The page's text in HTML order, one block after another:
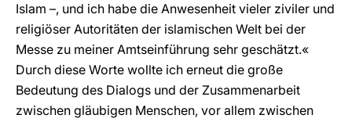
Islam –, und ich habe die Anwesenheit vieler ziviler und
religiöser Autoritäten der islamischen Welt bei der
Messe zu meiner Amtseinführung sehr geschätzt.«
Durch diese Worte wollte ich erneut die große
Bedeutung des Dialogs und der Zusammenarbeit
zwischen gläubigen Menschen, vor allem zwischen